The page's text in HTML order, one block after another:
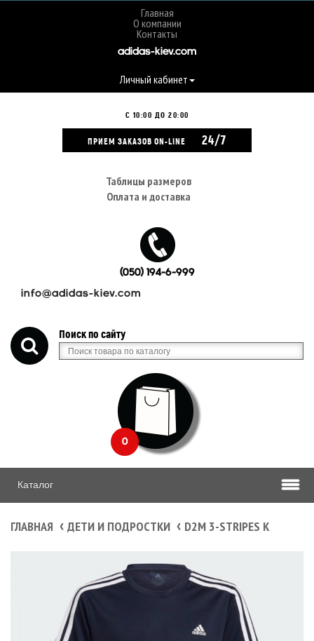
Главная
О компании
Контакты
adidas-kiev.com
Личный кабинет
С 10:00 ДО 20:00
ПРИЕМ ЗАКАЗОВ ON-LINE 24/7
Таблицы размеров
Оплата и доставка
(050) 194-6-999
info@adidas-kiev.com
Поиск по сайту
0
Каталог
ГЛАВНАЯ ДЕТИ И ПОДРОСТКИ D2M 3-STRIPES K